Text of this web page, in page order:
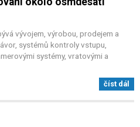
vývojem, výrobou, prodejem a
systémů kontroly vstupu,
systémy, vratovými a
číst dál